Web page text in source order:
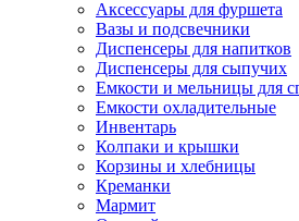
Аксессуары для фуршета
Вазы и подсвечники
Диспенсеры для напитков
Диспенсеры для сыпучих
Емкости и мельницы для
Емкости охладительные
Инвентарь
Колпаки и крышки
Корзины и хлебницы
Креманки
Мармит